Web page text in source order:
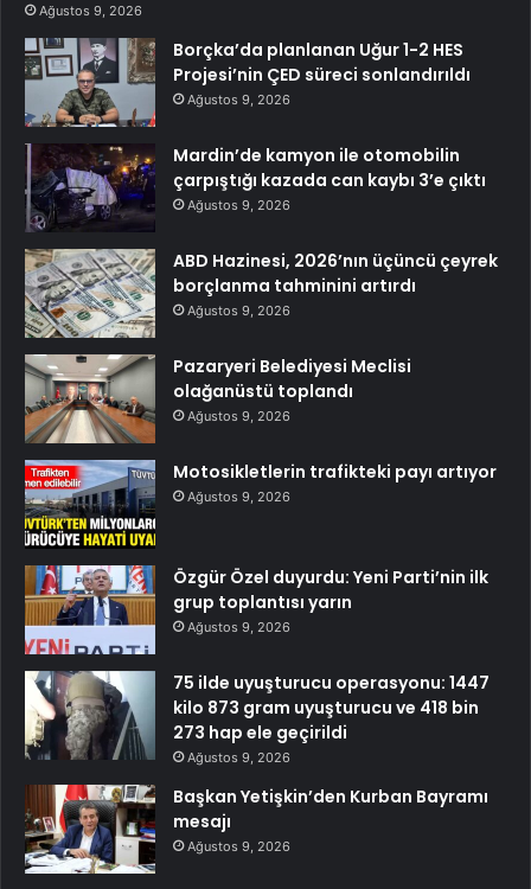
Ağustos 9, 2026
Borçka’da planlanan Uğur 1-2 HES
Projesi’nin ÇED süreci sonlandırıldı
Ağustos 9, 2026
Mardin’de kamyon ile otomobilin
çarpıştığı kazada can kaybı 3’e çıktı
Ağustos 9, 2026
ABD Hazinesi, 2026’nın üçüncü çeyrek
borçlanma tahminini artırdı
Ağustos 9, 2026
Pazaryeri Belediyesi Meclisi
olağanüstü toplandı
Ağustos 9, 2026
Motosikletlerin trafikteki payı artıyor
Ağustos 9, 2026
Özgür Özel duyurdu: Yeni Parti’nin ilk
grup toplantısı yarın
Ağustos 9, 2026
75 ilde uyuşturucu operasyonu: 1447
kilo 873 gram uyuşturucu ve 418 bin
273 hap ele geçirildi
Ağustos 9, 2026
Başkan Yetişkin’den Kurban Bayramı
mesajı
Ağustos 9, 2026